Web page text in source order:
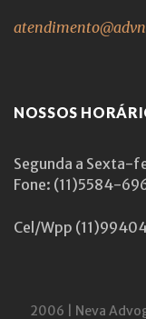
NOSSOS
Segunda a Sexta-
Fone: (11)5584-
Cel/Wpp
2006 | Neva